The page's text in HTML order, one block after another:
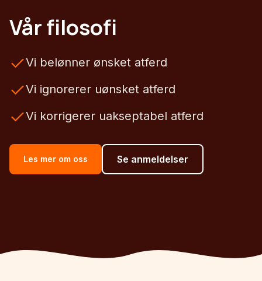
Vår filosofi
Vi belønner ønsket atferd
Vi ignorerer uønsket atferd
Vi korrigerer uakseptabel atferd
Les mer om oss Se anmeldelser